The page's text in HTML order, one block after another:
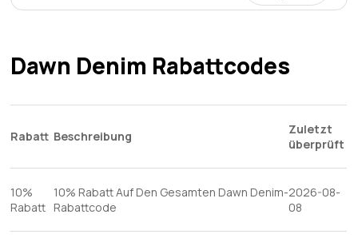
anwenden. So erhalten Sie während des
Einkaufserlebnisses großzügige Einsparungen bei allen
Dawn Denim Rabattcodes
Rabatt Beschreibung
Zuletzt
überprüft
10%
Rabatt
10% Rabatt Auf Den Gesamten Dawn Denim-
Rabattcode
2026-08-
08